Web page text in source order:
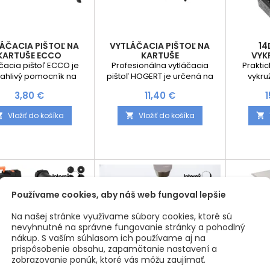
PIŠTOĽ NA
ECCO
pištoľ ECCO je
pomocník na
tmelov, lepidiel a
materiálov v
kartušiach.
presné dávkovanie
pri stavebných,
aj renovačných
Ergonomická
zabezpečuje
pohodlné...
Cena
3,80 €
Vložiť do košíka
VYTLÁČACIA PIŠTOĽ NA
KARTUŠE
Profesionálna vytláčacia
pištoľ HOGERT je určená na
lepidiel a ďalších tmelov v
štandardných kartušiach.
Vďaka robustnej oceľovej
jednoduchú aplikáciu aj
hustých a tuhých materiálov.
rukoväť zabezpečuje
komfort...
Cena
11,40 €
 Vložiť do košíka 
Používame cookies, aby náš web fungoval lepšie
Na našej stránke využívame súbory cookies, ktoré sú
nevyhnutné na správne fungovanie stránky a pohodlný
nákup. S vaším súhlasom ich používame aj na
prispôsobenie obsahu, zapamätanie nastavení a
zobrazovanie ponúk, ktoré vás môžu zaujímať.